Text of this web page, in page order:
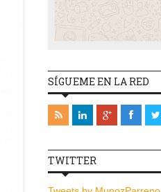
SÍGUEME EN LA RED
TWITTER